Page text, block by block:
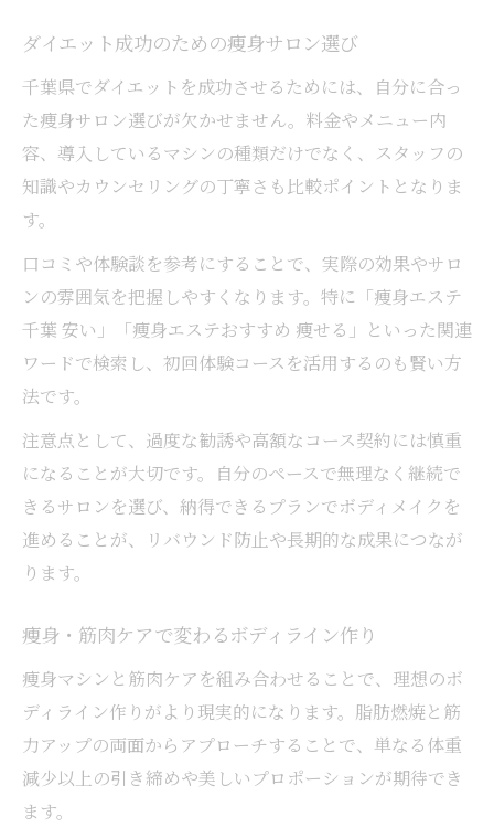
ダイエット成功のための痩身サロン選び
千葉県でダイエットを成功させるためには、自分に合っ
た痩身サロン選びが欠かせません。料金やメニュー内
容、導入しているマシンの種類だけでなく、スタッフの
知識やカウンセリングの丁寧さも比較ポイントとなりま
す。
口コミや体験談を参考にすることで、実際の効果やサロ
ンの雰囲気を把握しやすくなります。特に「痩身エステ
千葉 安い」「痩身エステおすすめ 痩せる」といった関連
ワードで検索し、初回体験コースを活用するのも賢い方
法です。
注意点として、過度な勧誘や高額なコース契約には慎重
になることが大切です。自分のペースで無理なく継続で
きるサロンを選び、納得できるプランでボディメイクを
進めることが、リバウンド防止や長期的な成果につなが
ります。
痩身・筋肉ケアで変わるボディライン作り
痩身マシンと筋肉ケアを組み合わせることで、理想のボ
ディライン作りがより現実的になります。脂肪燃焼と筋
力アップの両面からアプローチすることで、単なる体重
減少以上の引き締めや美しいプロポーションが期待でき
ます。